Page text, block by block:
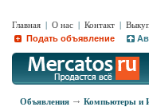
Главная | О нас | Контакт |
Подать объявление
Объявления Компьютеры и